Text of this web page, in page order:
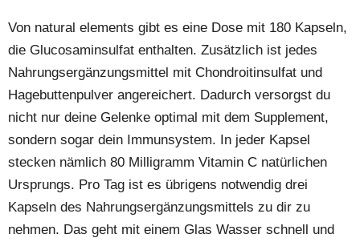
Von natural elements gibt es eine Dose mit 180 Kapseln,
die Glucosaminsulfat enthalten. Zusätzlich ist jedes
Nahrungsergänzungsmittel mit Chondroitinsulfat und
Hagebuttenpulver angereichert. Dadurch versorgst du
nicht nur deine Gelenke optimal mit dem Supplement,
sondern sogar dein Immunsystem. In jeder Kapsel
stecken nämlich 80 Milligramm Vitamin C natürlichen
Ursprungs. Pro Tag ist es übrigens notwendig drei
Kapseln des Nahrungsergänzungsmittels zu dir zu
nehmen. Das geht mit einem Glas Wasser schnell und